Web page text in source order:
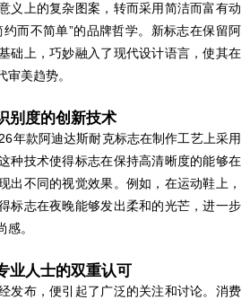
义上的复杂图案，转而采用简洁而富有动
而不简单”的品牌哲学。新标志在保留阿
础上，巧妙融入了现代设计语言，使其在
美趋势。
别度的创新技术
年款阿迪达斯耐克标志在制作工艺上采用
种技术使得标志在保持高清晰度的能够在
出不同的视觉效果。例如，在运动鞋上，
标志在夜晚能够发出柔和的光芒，进一步
。
业人士的双重认可
发布，便引起了广泛的关注和讨论。消费